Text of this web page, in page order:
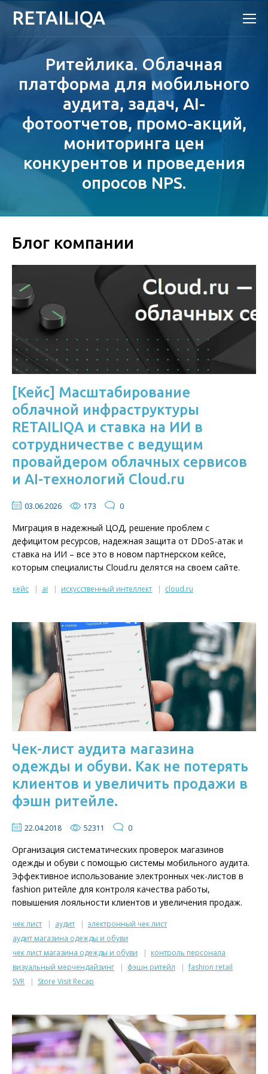
RETAILIQA
Ритейлика. Облачная
платформа для мобильного
аудита, задач, AI-
фотоотчетов, промо-акций,
мониторинга цен
конкурентов и проведения
опросов NPS.
Блог компании
[Кейс] Масштабирование
облачной инфраструктуры
RETAILIQA и ставка на ИИ в
сотрудничестве с ведущим
провайдером облачных сервисов
и AI-технологий Cloud.ru
03.06.2026 173 0
Миграция в надежный ЦОД, решение проблем с
дефицитом ресурсов, надежная защита от DDoS-атак и
ставка на ИИ – все это в новом партнерском кейсе,
которым специалисты Cloud.ru делятся на своем сайте.
кейс ai искусственный интеллект cloud.ru
Чек-лист аудита магазина
одежды и обуви. Как не потерять
клиентов и увеличить продажи в
фэшн ритейле.
22.04.2018 52311 0
Организация систематических проверок магазинов
одежды и обуви с помощью системы мобильного аудита.
Эффективное использование электронных чек-листов в
fashion ритейле для контроля качества работы,
повышения лояльности клиентов и увеличения продаж.
чек лист аудит
электронный чек лист
аудит магазина одежды и обуви
чек лист магазина одежды и обуви
контроль персонала
визуальный мерчендайзинг
фэшн ритейл
fashion retail
SVR
Store Visit Recap